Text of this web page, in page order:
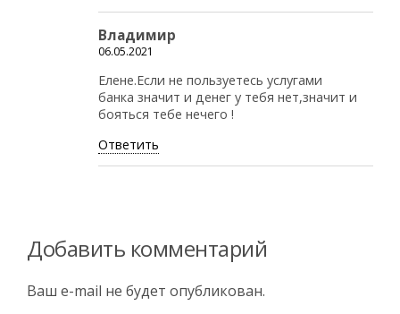
Владимир
06.05.2021
Елене.Если не пользуетесь услугами
банка значит и денег у тебя нет,значит и
бояться тебе нечего !
Ответить
Добавить комментарий
Ваш e-mail не будет опубликован.